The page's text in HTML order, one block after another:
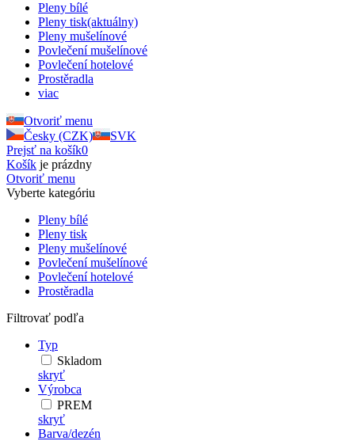
Pleny bílé
Pleny tisk(aktuálny)
Pleny mušelínové
Povlečení mušelínové
Povlečení hotelové
Prostěradla
viac
Otvoriť menu
Česky (CZK)
SVK
Prejsť na košík0
Košík je prázdny
Otvoriť menu
Vyberte kategóriu
Pleny bílé
Pleny tisk
Pleny mušelínové
Povlečení mušelínové
Povlečení hotelové
Prostěradla
Filtrovať podľa
Typ
Skladom
skryť
Výrobca
PREM
skryť
Barva/dezén